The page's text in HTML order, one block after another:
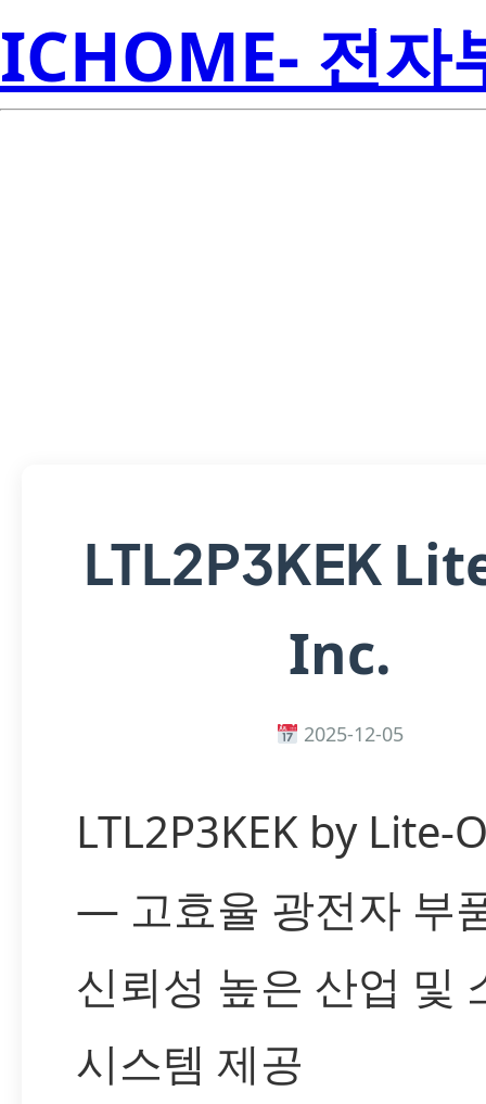
ICHOME- 전자
LTL2P3KEK
Inc.
2025-12-05
LTL2P3KEK by Lite-
— 고효율 광전자 부
신뢰성 높은 산업 및
시스템 제공